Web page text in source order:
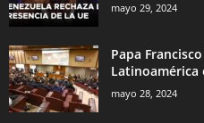
mayo 29, 2024
Papa
Latinoamérica
mayo 28, 2024